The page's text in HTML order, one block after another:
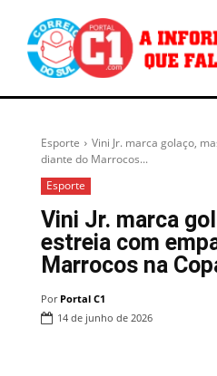
Esporte
Vini Jr. marca golaço,
diante do Marrocos...
Esporte
Vini Jr. marca
estreia com
Marrocos na
Por Portal C1
14 de junho de 2026